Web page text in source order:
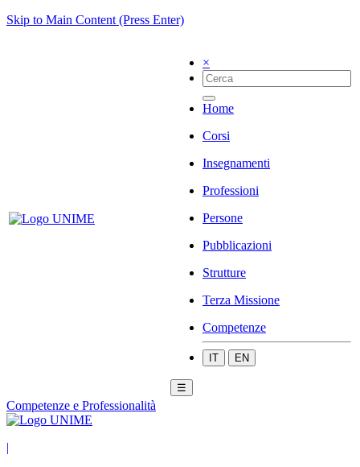
Skip to Main Content (Press Enter)
×
Home
Corsi
Insegnamenti
Professioni
Persone
Pubblicazioni
Strutture
Terza Missione
Competenze
IT EN
☰
Competenze e Professionalità
|